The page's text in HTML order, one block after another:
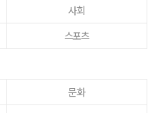
사회
스포츠
문화